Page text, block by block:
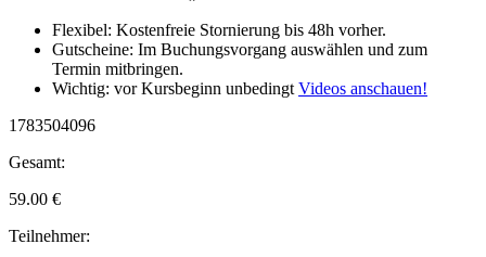
Flexibel: Kostenfreie Stornierung bis 48h vorher.
Gutscheine: Im Buchungsvorgang auswählen und zum
Termin mitbringen.
Wichtig: vor Kursbeginn unbedingt Videos anschauen!
1783504096
Gesamt:
59.00 €
Teilnehmer: